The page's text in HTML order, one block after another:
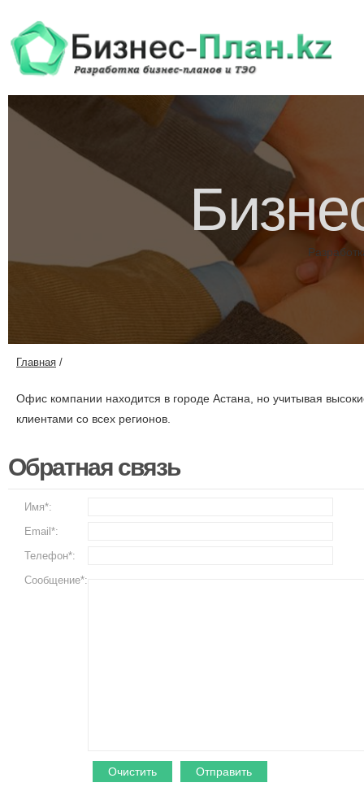
Главная /
Офис компании находится в городе Астана, но учитывая
клиентами со всех регионов.
Обратная связь
Имя*:
Email*:
Телефон*:
Сообщение*:
Очистить Отправить